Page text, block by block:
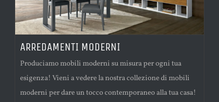
ARREDAMENTI MODERNI
Produciamo mobili moderni su misura per ogni tua
esigenza! Vieni a vedere la nostra collezione di mobili
moderni per dare un tocco contemporaneo alla tua casa!